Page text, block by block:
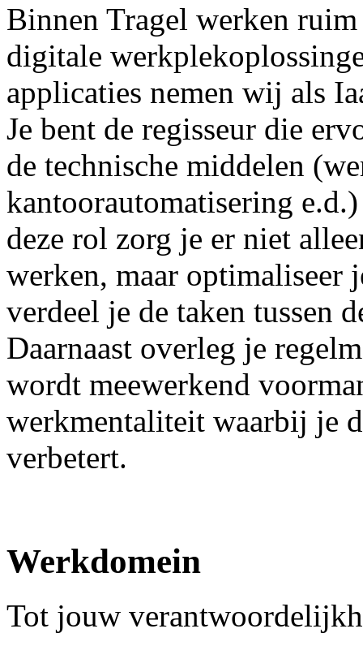
Binnen Tragel werken
digitale
applicaties nemen wij als
Je bent de regisseur die
de technische middelen
kantoorautomatisering
deze rol zorg je er niet
werken, maar optimaliseer
verdeel je de taken tussen
Daarnaast overleg je
wordt meewerkend
werkmentaliteit waarbij je
verbetert.
Werkdomein
Tot jouw